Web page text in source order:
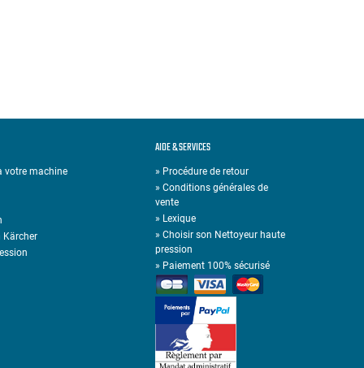
votre machine
Kärcher
AIDE & SERVICES
» Procédure de retour
» Conditions générales de
vente
» Lexique
» Choisir son Nettoyeur haute
pression
» Paiement 100% sécurisé